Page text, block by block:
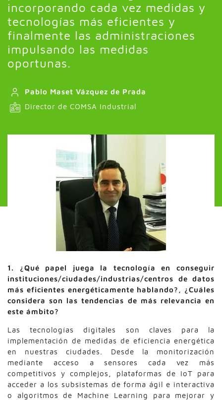
incorporando cada vez medidas y
tecnologías más eficientes y
finalmente las administraciones
impulsando las medidas
oportunas.
Pablo Maset Vázquez de Prada
Director de COMSA Industrial
1. ¿Qué papel juega la tecnología en conseguir
instituciones/ciudades/industrias/centros de datos
más eficientes energéticamente hablando?, ¿Cuáles
considera son las tendencias de más relevancia en
este ámbito?
Las tecnologías digitales son claves para la
implementación de medidas de eficiencia energética
en nuestras ciudades. Desde la monitorización
mediante acceso a sensores cada vez más
competitivos y complejos, plataformas de IoT para
acceder a los subsistemas de forma ágil e interactiva
o algoritmos de Machine Learning para mejorar y